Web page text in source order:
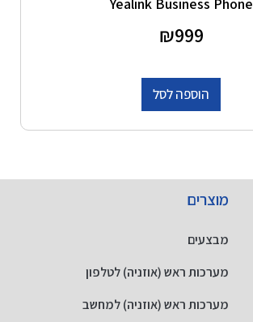
Yealink Business Phone
₪999
הוספה לסל
מוצרים
מבצעים
מערכות ראש (אוזניה) לטלפון
מערכות ראש (אוזניה) למחשב